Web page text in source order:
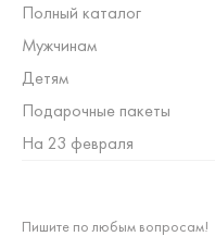
Полный каталог
Мужчинам
Детям
Подарочные пакеты
На 23 февраля
Пишите по любым вопросам!